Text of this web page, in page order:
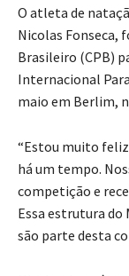
O atleta de
Nicolas Fonseca,
Brasileiro (CPB)
Internacional
maio em Berlim,
“Estou muito
há um tempo.
competição e
Essa estrutura do
são parte desta